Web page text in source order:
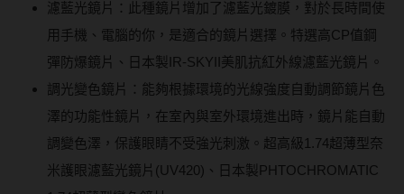
濾藍光鏡片：此種鏡片增加了濾藍光鍍膜，對於長時間使
用手機、電腦的你，是適合的鏡片選擇。特選高CP值鋼
彈防爆鏡片、日本製IR-SKYII美肌抗紅外線濾藍光鏡片。
調光變色鏡片：能夠根據環境的光線強度自動調節鏡片色
澤的功能性鏡片，在室內與室外環境進出時，鏡片能自動
調變色澤，保護眼睛不受強光刺激。超高級1.74超薄型奈
米護眼濾藍光鏡片(UV420)、日本製PHTOCHROMATIC